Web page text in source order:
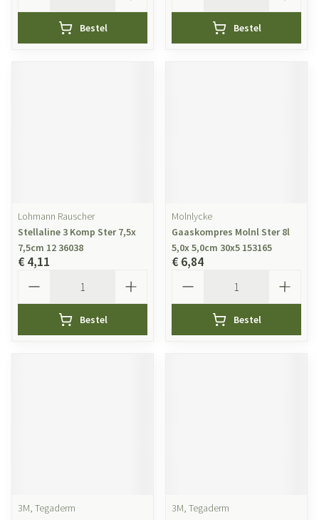
Bestel Bestel
Lohmann Rauscher
Stellaline 3 Komp Ster 7,5x
7,5cm 12 36038
€ 4,11
Bestel
Molnlycke
Gaaskompres Molnl Ster 8l
5,0x 5,0cm 30x5 153165
€ 6,84
Bestel
3M, Tegaderm
3M, Tegaderm